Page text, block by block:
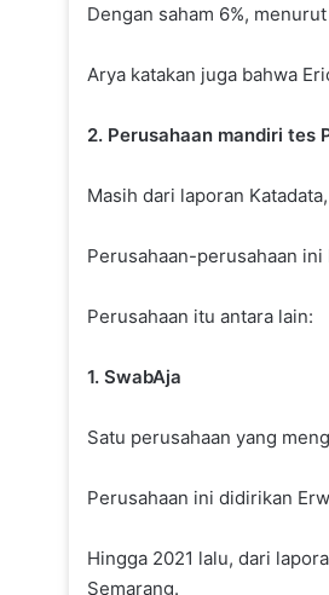
Dengan saham 6%,
Arya katakan juga bahwa
2. Perusahaan mandiri tes
Masih dari laporan
Perusahaan-perusahaan
Perusahaan itu antara lain:
1. SwabAja
Satu perusahaan yang
Perusahaan ini didirikan
Hingga 2021 lalu, dari
Semarang.